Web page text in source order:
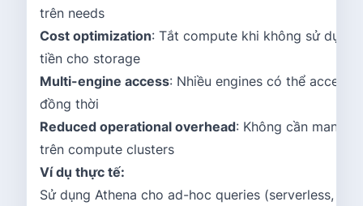
trên needs
Cost optimization: Tắt compute khi không sử dụng,
tiền cho storage
Multi-engine access: Nhiều engines có thể access
đồng thời
Reduced operational overhead: Không cần
trên compute clusters
Ví dụ thực tế:
Sử dụng Athena cho ad-hoc queries (serverless,